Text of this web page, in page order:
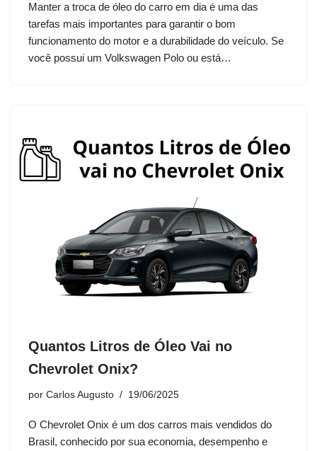
Manter a troca de óleo do carro em dia é uma das
tarefas mais importantes para garantir o bom
funcionamento do motor e a durabilidade do veículo. Se
você possui um Volkswagen Polo ou está…
Quantos Litros de Óleo Vai no
Chevrolet Onix?
por Carlos Augusto 19/06/2025
O Chevrolet Onix é um dos carros mais vendidos do
Brasil, conhecido por sua economia, desempenho e